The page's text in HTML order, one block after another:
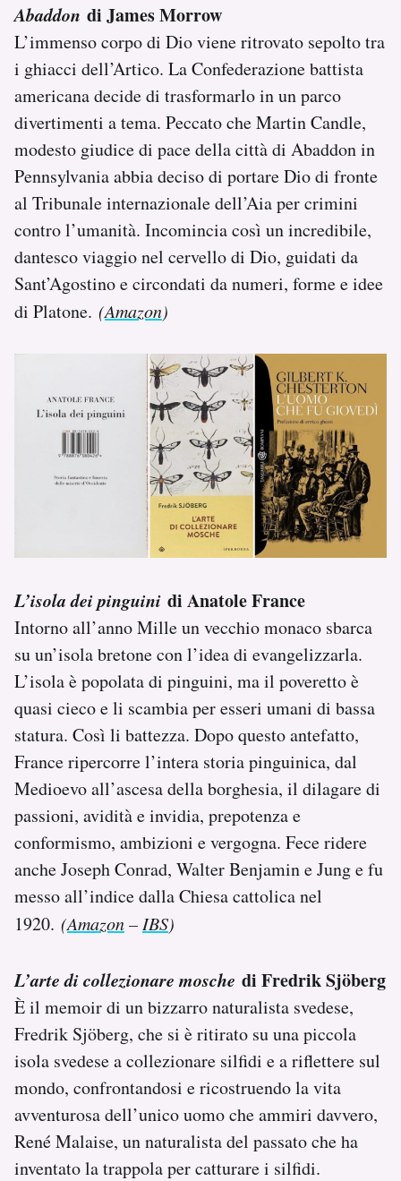
Abaddon di James Morrow
L’immenso corpo di Dio viene ritrovato sepolto tra
i ghiacci dell’Artico. La Confederazione battista
americana decide di trasformarlo in un parco
divertimenti a tema. Peccato che Martin Candle,
modesto giudice di pace della città di Abaddon in
Pennsylvania abbia deciso di portare Dio di fronte
al Tribunale internazionale dell’Aia per crimini
contro l’umanità. Incomincia così un incredibile,
dantesco viaggio nel cervello di Dio, guidati da
Sant’Agostino e circondati da numeri, forme e idee
di Platone. (Amazon)
L’isola dei pinguini di Anatole France
Intorno all’anno Mille un vecchio monaco sbarca
su un’isola bretone con l’idea di evangelizzarla.
L’isola è popolata di pinguini, ma il poveretto è
quasi cieco e li scambia per esseri umani di bassa
statura. Così li battezza. Dopo questo antefatto,
France ripercorre l’intera storia pinguinica, dal
Medioevo all’ascesa della borghesia, il dilagare di
passioni, avidità e invidia, prepotenza e
conformismo, ambizioni e vergogna. Fece ridere
anche Joseph Conrad, Walter Benjamin e Jung e fu
messo all’indice dalla Chiesa cattolica nel
1920. (Amazon– IBS)
L’arte di collezionare mosche di Fredrik Sjöberg
È il memoir di un bizzarro naturalista svedese,
Fredrik Sjöberg, che si è ritirato su una piccola
isola svedese a collezionare silfidi e a riflettere sul
mondo, confrontandosi e ricostruendo la vita
avventurosa dell’unico uomo che ammiri davvero,
René Malaise, un naturalista del passato che ha
inventato la trappola per catturare i silfidi.